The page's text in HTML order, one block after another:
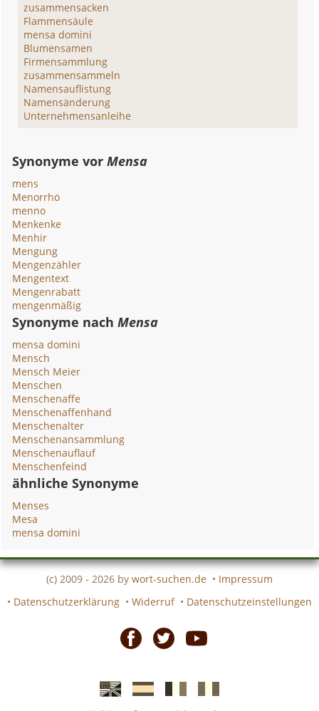
zusammensacken
Flammensäule
mensa domini
Blumensamen
Firmensammlung
zusammensammeln
Namensauflistung
Namensänderung
Unternehmensanleihe
Synonyme vorMensa
mens
Menorrhö
menno
Menkenke
Menhir
Mengung
Mengenzähler
Mengentext
Mengenrabatt
mengenmäßig
Synonyme nachMensa
mensa domini
Mensch
Mensch Meier
Menschen
Menschenaffe
Menschenaffenhand
Menschenalter
Menschenansammlung
Menschenauflauf
Menschenfeind
ähnliche Synonyme
Menses
Mesa
mensa domini
(c) 2009 - 2026 by wort-suchen.de • Impressum
• Datenschutzerklärung • Widerruf • Datenschutzeinstellungen